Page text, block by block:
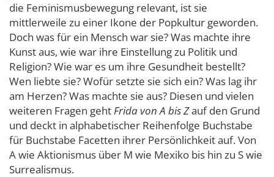
die Feminismusbewegung relevant, ist sie
mittlerweile zu einer Ikone der Popkultur geworden.
Doch was für ein Mensch war sie? Was machte ihre
Kunst aus, wie war ihre Einstellung zu Politik und
Religion? Wie war es um ihre Gesundheit bestellt?
Wen liebte sie? Wofür setzte sie sich ein? Was lag ihr
am Herzen? Was machte sie aus? Diesen und vielen
weiteren Fragen gehtFrida von A bis Zauf den Grund
und deckt in alphabetischer Reihenfolge Buchstabe
für Buchstabe Facetten ihrer Persönlichkeit auf. Von
A wie Aktionismus über M wie Mexiko bis hin zu S wie
Surrealismus.